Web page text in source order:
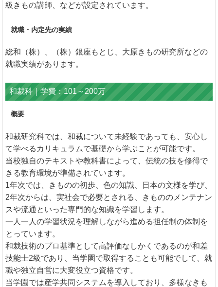
級きもの講師、などが設定されています。
就職・内定先の実績
総和（株）、（株）銀座もとじ、大原きもの研究所などの
就職実績があります。
和裁科｜学費：101～200万
概要
和裁研究科では、和裁について未経験であっても、安心し
て学べるカリキュラムで基礎から学ぶことが可能です。
当校独自のテキストや教科書によって、伝統の技を修得で
きる教育環境が準備されています。
1年次では、きものの初歩、色の知識、日本の文様を学び、
2年次からは、実社会で必要とされる、きもののメンテナン
スや流通といった専門的な知識を学習します。
一人一人の学習状況を理解しながら進める担任制の体制を
とっています。
和裁技術のプロ基準として高評価なしかくであるのが和差
技能士2級であり、当学園で取得することも可能でして、就
職や独立自営に大変役立つ資格です。
当学園では産学共同システムを導入しており、多様なきも